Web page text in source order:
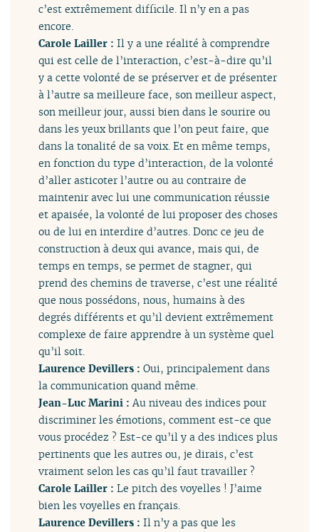
c’est extrêmement difficile. Il n’y en a pas
encore.
Carole Lailler :Il y a une réalité à comprendre
qui est celle de l’interaction, c’est-à-dire qu’il
y a cette volonté de se préserver et de présenter
à l’autre sa meilleure face, son meilleur aspect,
son meilleur jour, aussi bien dans le sourire ou
dans les yeux brillants que l’on peut faire, que
dans la tonalité de sa voix. Et en même temps,
en fonction du type d’interaction, de la volonté
d’aller asticoter l’autre ou au contraire de
maintenir avec lui une communication réussie
et apaisée, la volonté de lui proposer des choses
ou de lui en interdire d’autres. Donc ce jeu de
construction à deux qui avance, mais qui, de
temps en temps, se permet de stagner, qui
prend des chemins de traverse, c’est une réalité
que nous possédons, nous, humains à des
degrés différents et qu’il devient extrêmement
complexe de faire apprendre à un système quel
qu’il soit.
Laurence Devillers :Oui, principalement dans
la communication quand même.
Jean-Luc Marini :Au niveau des indices pour
discriminer les émotions, comment est-ce que
vous procédez ? Est-ce qu’il y a des indices plus
pertinents que les autres ou, je dirais, c’est
vraiment selon les cas qu’il faut travailler ?
Carole Lailler :Le pitch des voyelles ! J’aime
bien les voyelles en français.
Laurence Devillers :Il n’y a pas que les